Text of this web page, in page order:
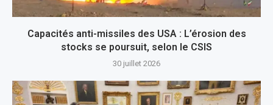
Capacités anti-missiles des USA : L’érosion des
stocks se poursuit, selon le CSIS
30 juillet 2026